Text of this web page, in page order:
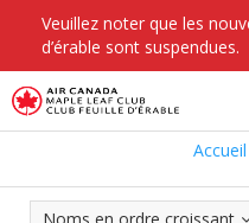
Veuillez noter que les
d’érable sont suspendues.
Accueil
Noms en ordre croissant